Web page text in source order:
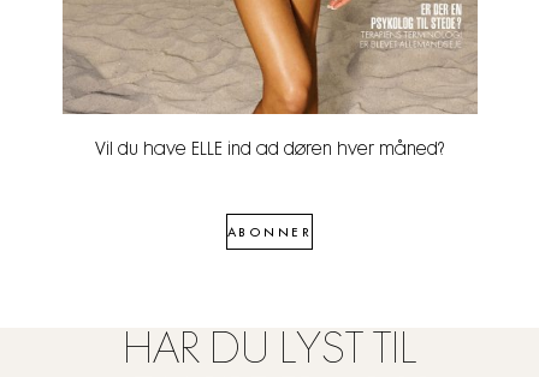
Vil du have ELLE ind ad døren hver måned?
ABONNER
HAR DU LYST TIL